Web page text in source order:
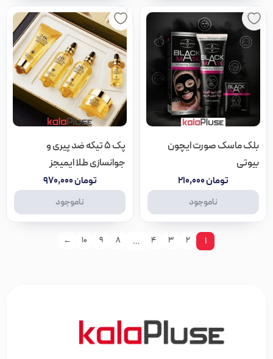
بلک ماسک صورت ایچون
بیوتی
تومان
ناموجود
پک ۵ تیکه ضد پیری و
جوانسازی طلا ایمیجز
تومان۹۷۰,۰۰۰
ناموجود
1
2
3
4
…
8
9
10
←